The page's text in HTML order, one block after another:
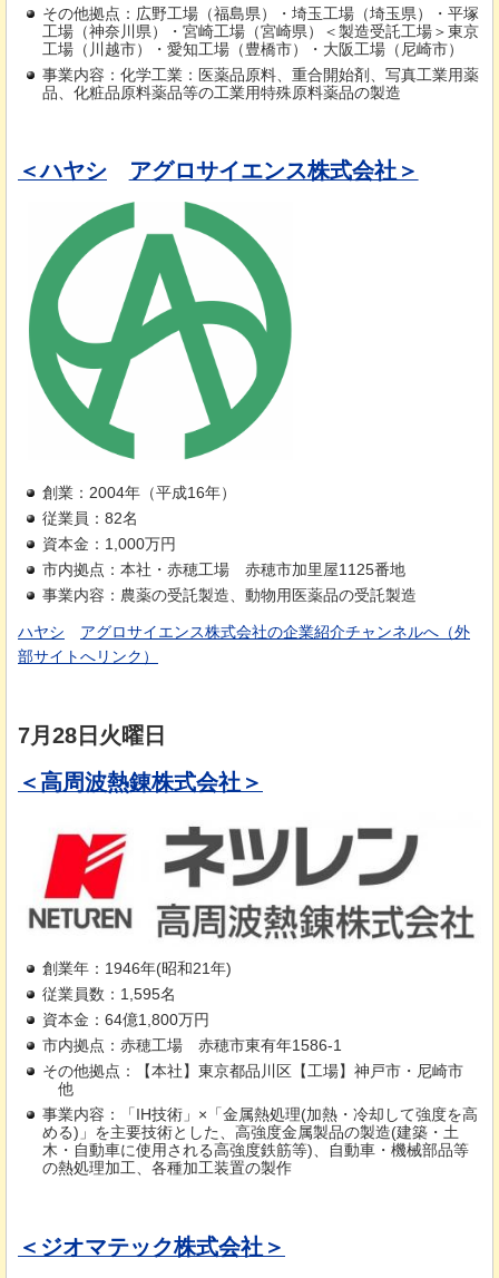
その他拠点：広野工場（福島県）・埼玉工場（埼玉県）・平塚
工場（神奈川県）・宮崎工場（宮崎県）＜製造受託工場＞東京
工場（川越市）・愛知工場（豊橋市）・大阪工場（尼崎市）
事業内容：化学工業：医薬品原料、重合開始剤、写真工業用薬
品、化粧品原料薬品等の工業用特殊原料薬品の製造
＜ハヤシ アグロサイエンス株式会社＞
創業：2004年（平成16年）
従業員：82名
資本金：1,000万円
市内拠点：本社・赤穂工場
赤穂市加里屋1125番地
事業内容：農薬の受託製造、動物用医薬品の受託製造
ハヤシ アグロサイエンス株式会社の企業紹介チャンネルへ（外
部サイトへリンク）
7月28日火曜日
＜高周波熱錬株式会社＞
創業年：1946年(昭和21年)
従業員数：1,595名
資本金：64億1,800万円
市内拠点：赤穂工場
赤穂市東有年1586-1
その他拠点：【本社】東京都品川区【工場】神戸市・尼崎市
他
事業内容：「IH技術」×「金属熱処理(加熱・冷却して強度を高
める)」を主要技術とした、高強度金属製品の製造(建築・土
木・自動車に使用される高強度鉄筋等)、自動車・機械部品等
の熱処理加工、各種加工装置の製作
＜ジオマテック株式会社＞